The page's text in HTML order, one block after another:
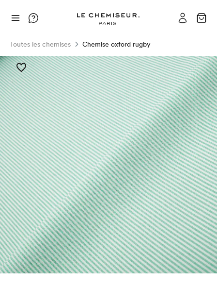
Toutes les chemises Chemise oxford rugby